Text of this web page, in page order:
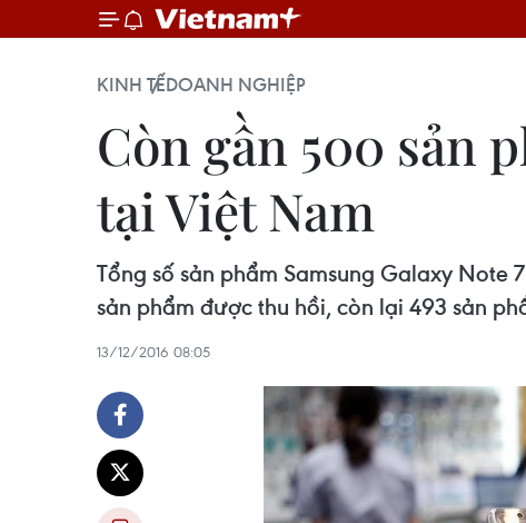
KINH TẾDOANH NGHIỆP
Còn gần 500 sản
tại Việt Nam
Tổng số sản phẩm Samsung Galaxy Note
sản phẩm được thu hồi, còn lại 493 sản
13/12/2016 08:05